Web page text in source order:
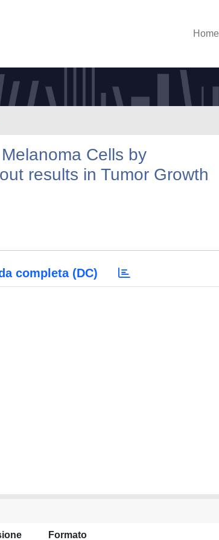
Home
Cells by
results in Tumor Growth
completa (DC)
Formato